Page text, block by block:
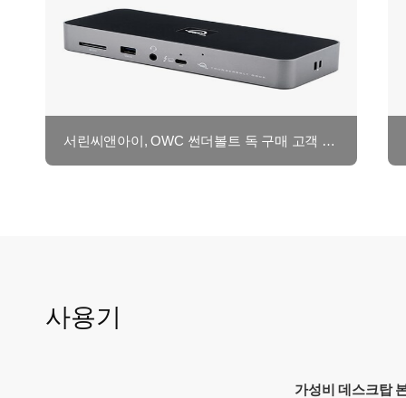
서린씨앤아이, OWC 썬더볼트 독 구매 고객 대상 클링온 포트 고정 홀더 증정 이벤트 앵콜 연장 진행
사용기
가성비 데스크탑